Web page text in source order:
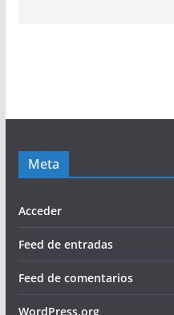
Meta
Acceder
Feed de entradas
Feed de comentarios
WordPress.org